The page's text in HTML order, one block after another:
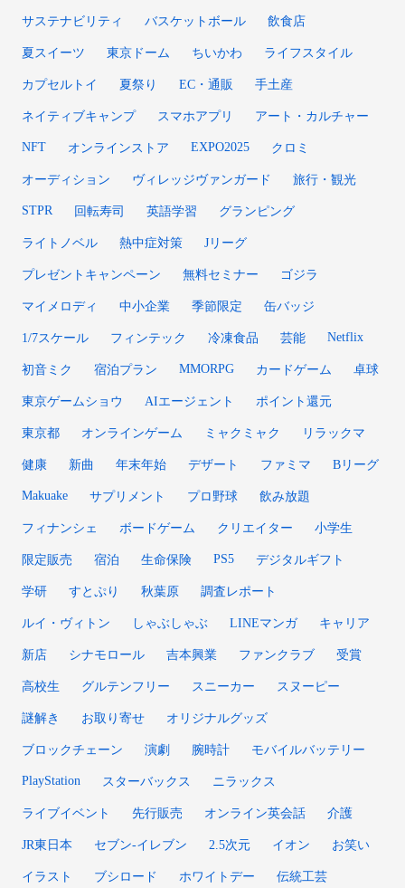
サステナビリティ バスケットボール 飲食店
夏スイーツ 東京ドーム ちいかわ ライフスタイル
カプセルトイ 夏祭り EC・通販 手土産
ネイティブキャンプ スマホアプリ アート・カルチャー
NFT オンラインストア EXPO2025 クロミ
オーディション ヴィレッジヴァンガード 旅行・観光
STPR 回転寿司 英語学習 グランピング
ライトノベル 熱中症対策 Jリーグ
プレゼントキャンペーン 無料セミナー ゴジラ
マイメロディ 中小企業 季節限定 缶バッジ
1/7スケール フィンテック 冷凍食品 芸能 Netflix
初音ミク 宿泊プラン MMORPG カードゲーム 卓球
東京ゲームショウ AIエージェント ポイント還元
東京都 オンラインゲーム ミャクミャク リラックマ
健康 新曲 年末年始 デザート ファミマ Bリーグ
Makuake サプリメント プロ野球 飲み放題
フィナンシェ ボードゲーム クリエイター 小学生
限定販売 宿泊 生命保険 PS5 デジタルギフト
学研 すとぷり 秋葉原 調査レポート
ルイ・ヴィトン しゃぶしゃぶ LINEマンガ キャリア
新店 シナモロール 吉本興業 ファンクラブ 受賞
高校生 グルテンフリー スニーカー スヌーピー
謎解き お取り寄せ オリジナルグッズ
ブロックチェーン 演劇 腕時計 モバイルバッテリー
PlayStation スターバックス ニラックス
ライブイベント 先行販売 オンライン英会話 介護
JR東日本 セブン-イレブン 2.5次元 イオン お笑い
イラスト ブシロード ホワイトデー 伝統工芸